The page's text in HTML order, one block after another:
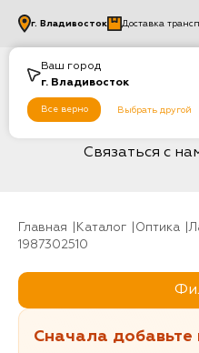
Ваш город
г. Владивосток
Все верно Выбрать другой
г. Владивосток Доставка
Связаться с
Главная Каталог Оптика
1987302510
Сначала